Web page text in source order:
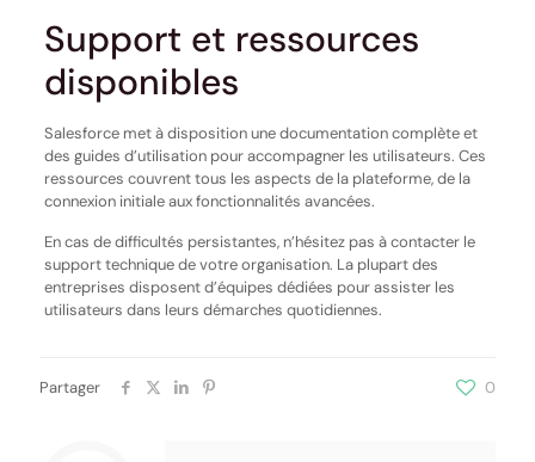
Support et ressources
disponibles
Salesforce met à disposition une documentation complète et
des guides d’utilisation pour accompagner les utilisateurs. Ces
ressources couvrent tous les aspects de la plateforme, de la
connexion initiale aux fonctionnalités avancées.
En cas de difficultés persistantes, n’hésitez pas à contacter le
support technique de votre organisation. La plupart des
entreprises disposent d’équipes dédiées pour assister les
utilisateurs dans leurs démarches quotidiennes.
Partager 0